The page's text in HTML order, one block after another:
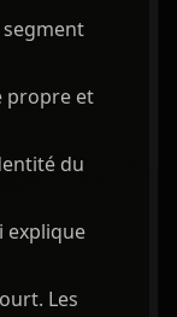
segment
propre et
du
explique
Les